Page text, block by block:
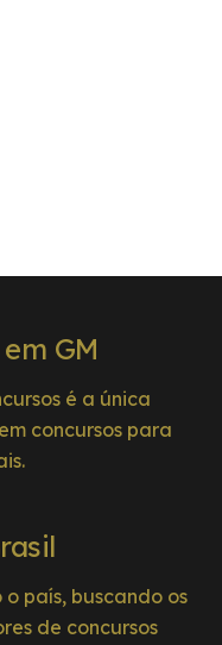
GM
é a única
concursos para
país, buscando os
de concursos